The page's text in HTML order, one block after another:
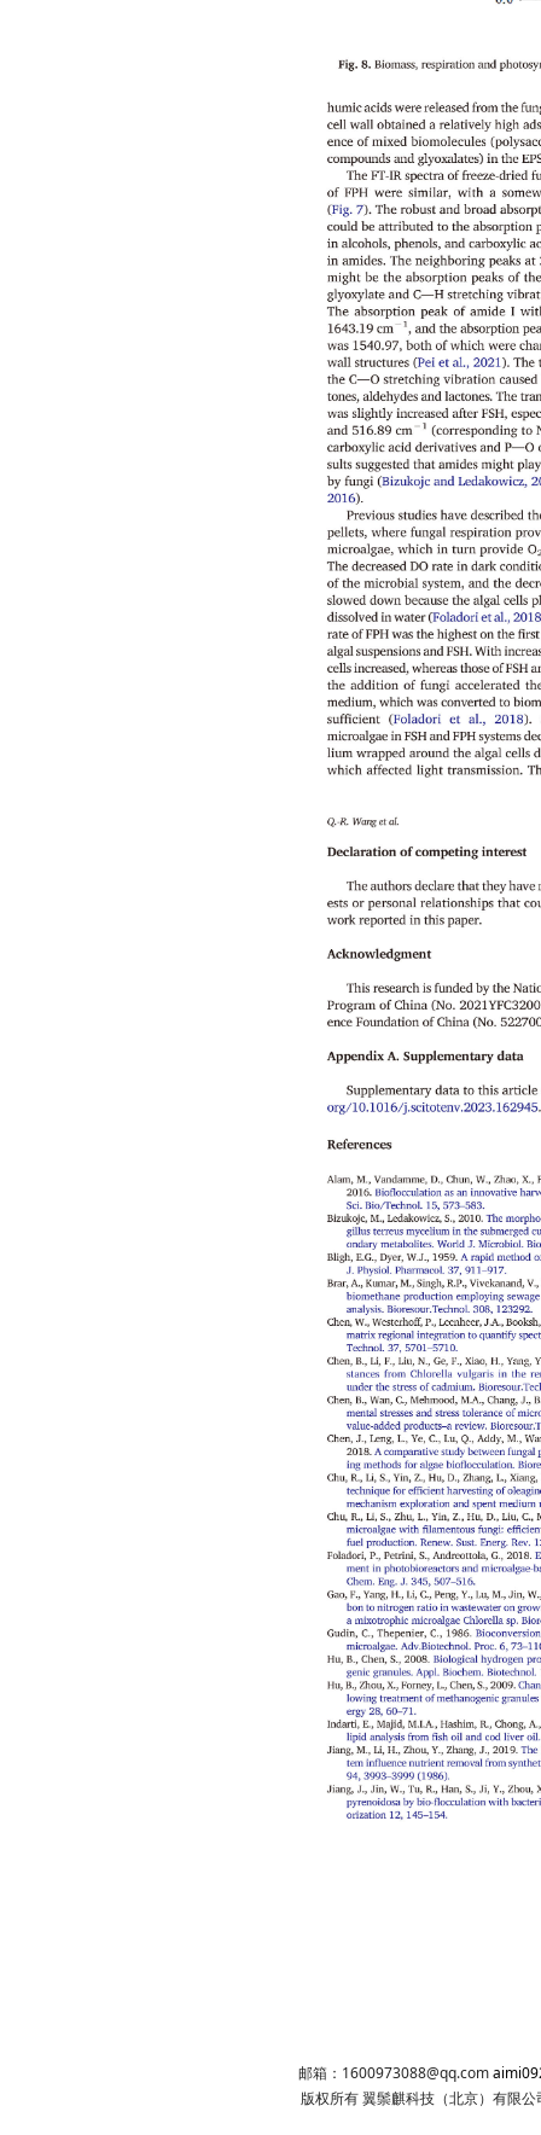
邮箱：1600973088@qq.com
版权所有 翼鬃麒科技（北京）有